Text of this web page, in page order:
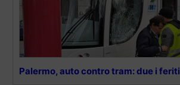
Palermo, auto contro tram: due i feriti